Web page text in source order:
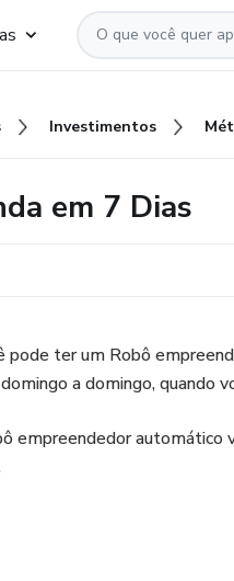
Investimentos
em 7 Dias
pode ter um Robô
a domingo, quando
empreendedor automático